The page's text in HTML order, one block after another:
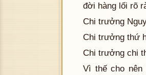
đời hàng lối rõ
Chi trưởng
Chi trưởng thứ
Chi trưởng chi
Vì thế cho nên